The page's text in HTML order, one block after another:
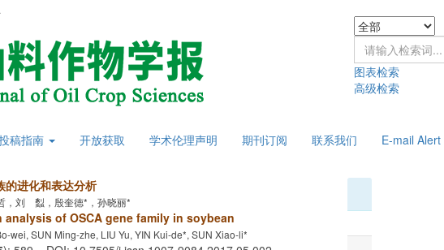
图表检索
高级检索
稿指南 开放获取 学术伦理声明 期刊订阅 联系我们 E-mail Alert
的进化和表达分析
，刘 蠫，殷奎德*，孙晓丽*
of OSCA gene family in soybean
wei, SUN Ming-zhe, LIU Yu, YIN Kui-de*, SUN Xiao-li*